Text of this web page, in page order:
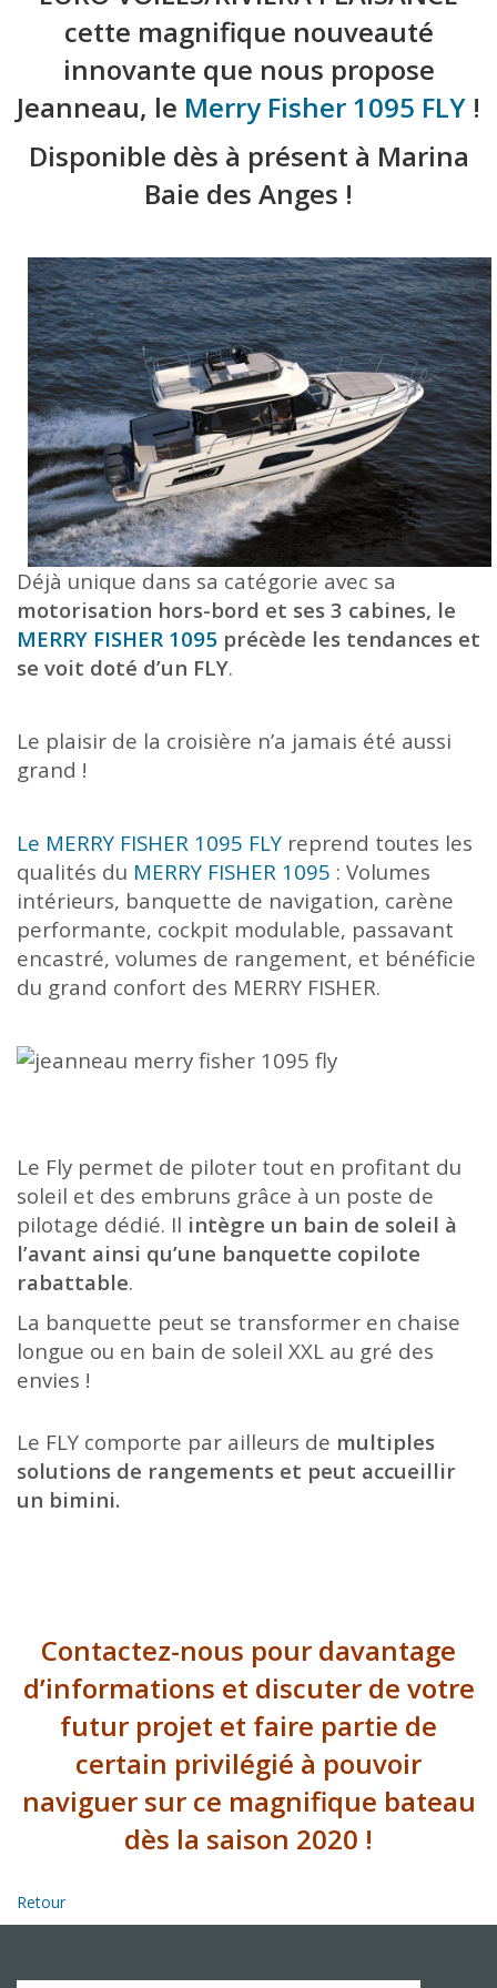
cette magnifique nouveauté
innovante que nous propose
Jeanneau, le Merry Fisher 1095 FLY !
Disponible dès à présent à Marina
Baie des Anges !
Déjà unique dans sa catégorie avec sa
motorisation hors-bord et ses 3 cabines, le
MERRY FISHER 1095 précède les tendances et
se voit doté d’un FLY.
Le plaisir de la croisière n’a jamais été aussi
grand !
Le MERRY FISHER 1095 FLY reprend toutes les
qualités du MERRY FISHER 1095 : Volumes
intérieurs, banquette de navigation, carène
performante, cockpit modulable, passavant
encastré, volumes de rangement, et bénéficie
du grand confort des MERRY FISHER.
Le Fly permet de piloter tout en profitant du
soleil et des embruns grâce à un poste de
pilotage dédié. Il intègre un bain de soleil à
l’avant ainsi qu’une banquette copilote
rabattable.
La banquette peut se transformer en chaise
longue ou en bain de soleil XXL au gré des
envies !
Le FLY comporte par ailleurs de multiples
solutions de rangements et peut accueillir
un bimini.
Contactez-nous pour davantage
d’informations et discuter de votre
futur projet et faire partie de
certain privilégié à pouvoir
naviguer sur ce magnifique bateau
dès la saison 2020 !
Retour